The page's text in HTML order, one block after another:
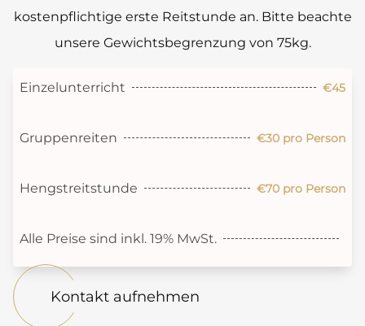
kostenpflichtige erste Reitstunde an. Bitte beachte
unsere Gewichtsbegrenzung von 75kg.
Einzelunterricht €45
Gruppenreiten €30 pro Person
Hengstreitstunde €70 pro Person
Alle Preise sind inkl. 19% MwSt.
Kontakt aufnehmen